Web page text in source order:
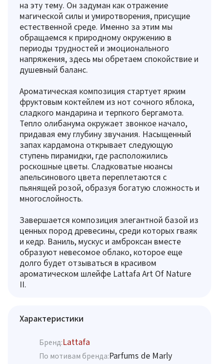
на эту тему. Он задуман как отражение
магической силы и умиротворения, присущие
естественной среде. Именно за этим мы
обращаемся к природному окружению в
периоды трудностей и эмоционального
напряжения, здесь мы обретаем спокойствие и
душевный баланс.
Ароматическая композиция стартует ярким
фруктовым коктейлем из нот сочного яблока,
сладкого мандарина и терпкого бергамота.
Тепло олибанума окружает звонкое начало,
придавая ему глубину звучания. Насыщенный
запах кардамона открывает следующую
ступень пирамидки, где расположились
роскошные цветы. Сладковатые нюансы
апельсинового цвета переплетаются с
пьянящей розой, образуя богатую сложность и
многослойность.
Завершается композиция элегантной базой из
ценных пород древесины, среди которых гваяк
и кедр. Ваниль, мускус и амброксан вместе
образуют невесомое облако, которое еще
долго будет отзываться в красивом
ароматическом шлейфе Lattafa Art Of Nature
II.
Характеристики
Бренд:Lattafa
По мотивам бренда:Parfums de Marly